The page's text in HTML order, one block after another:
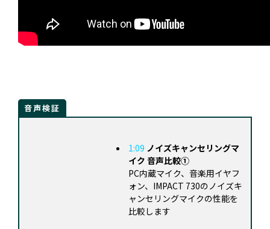
音声検証
1:09 ノイズキャンセリングマ
イク 音声比較①
PC内蔵マイク、音楽用イヤフ
ォン、IMPACT 730のノイズキ
ャンセリングマイクの性能を
比較します